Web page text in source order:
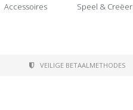
Accessoires Speel & Creëer
VEILIGE BETAALMETHODES